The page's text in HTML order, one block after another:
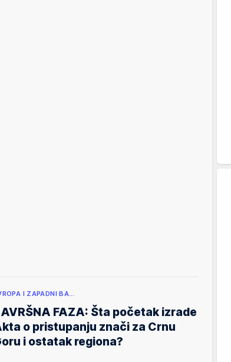
I ZAPADNI BA…
FAZA: Šta početak izrade
o pristupanju znači za Crnu
i ostatak regiona?